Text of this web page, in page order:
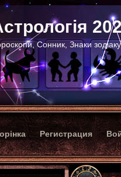
Сонник, Знаки
Регистрация